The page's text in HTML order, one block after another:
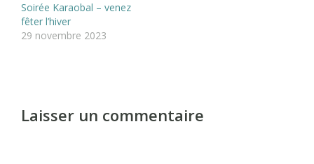
Soirée Karaobal – venez
fêter l’hiver
29 novembre 2023
Laisser un commentaire